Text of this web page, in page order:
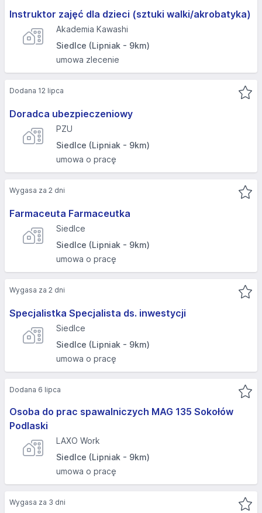
Instruktor zajęć dla dzieci (sztuki walki/akrobatyka)
Akademia Kawashi
Siedlce (Lipniak - 9km)
umowa zlecenie
Doradca ubezpieczeniowy
PZU
Siedlce (Lipniak - 9km)
umowa o pracę
Dodana 12 lipca
Farmaceuta Farmaceutka
Siedlce
Siedlce (Lipniak - 9km)
umowa o pracę
Wygasa za 2 dni
Specjalistka Specjalista ds. inwestycji
Siedlce
Siedlce (Lipniak - 9km)
umowa o pracę
Wygasa za 2 dni
Osoba do prac spawalniczych MAG 135 Sokołów
Podlaski
LAXO Work
Siedlce (Lipniak - 9km)
umowa o pracę
Dodana 6 lipca
Wygasa za 3 dni